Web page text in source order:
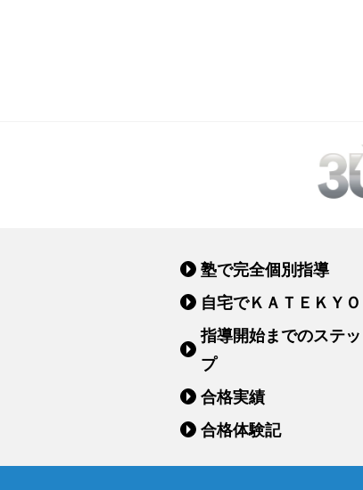
塾で完全個別指導
自宅でＫＡＴＥＫＹＯ
指導開始までのステッ
プ
合格実績
合格体験記